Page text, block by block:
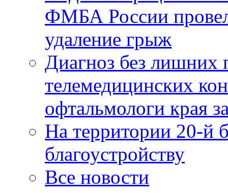
ФМБА России
удаление грыж
Диагноз без лишних
телемедицинских
офтальмологи края
На территории 20-й
благоустройству
Все новости